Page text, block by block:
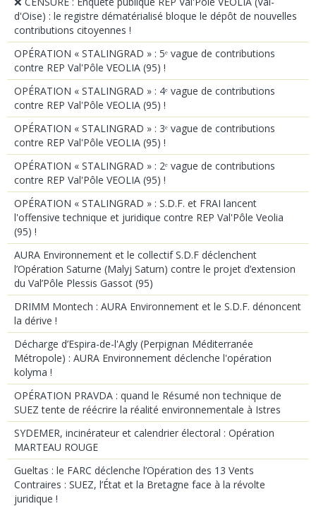
d'Oise) : le registre dématérialisé bloque le dépôt de nouvelles
contributions citoyennes !
OPÉRATION « STALINGRAD » : 5ᵉ vague de contributions
contre REP Val'Pôle VEOLIA (95) !
OPÉRATION « STALINGRAD » : 4ᵉ vague de contributions
contre REP Val'Pôle VEOLIA (95) !
OPÉRATION « STALINGRAD » : 3ᵉ vague de contributions
contre REP Val'Pôle VEOLIA (95) !
OPÉRATION « STALINGRAD » : 2ᵉ vague de contributions
contre REP Val'Pôle VEOLIA (95) !
OPÉRATION « STALINGRAD » : S.D.F. et FRAI lancent
l'offensive technique et juridique contre REP Val'Pôle Veolia
(95) !
AURA Environnement et le collectif S.D.F déclenchent
l’Opération Saturne (Malyj Saturn) contre le projet d’extension
du Val’Pôle Plessis Gassot (95)
DRIMM Montech : AURA Environnement et le S.D.F. dénoncent
la dérive !
Décharge d’Espira-de-l'Agly (Perpignan Méditerranée
Métropole) : AURA Environnement déclenche l'opération
kolyma !
OPÉRATION PRAVDA : quand le Résumé non technique de
SUEZ tente de réécrire la réalité environnementale à Istres
SYDEMER, incinérateur et calendrier électoral : Opération
MARTEAU ROUGE
Gueltas : le FARC déclenche l’Opération des 13 Vents
Contraires : SUEZ, l’État et la Bretagne face à la révolte
juridique !